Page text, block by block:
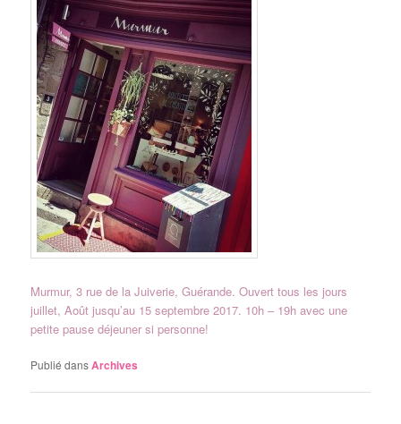
Murmur, 3 rue de la Juiverie, Guérande. Ouvert tous les jours
juillet, Août jusqu’au 15 septembre 2017. 10h – 19h avec une
petite pause déjeuner si personne!
Publié dansArchives